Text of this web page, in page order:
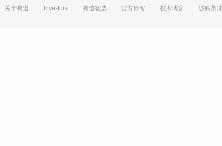
关于有道 Investors 有道智选 官方博客 技术博客 诚聘英才